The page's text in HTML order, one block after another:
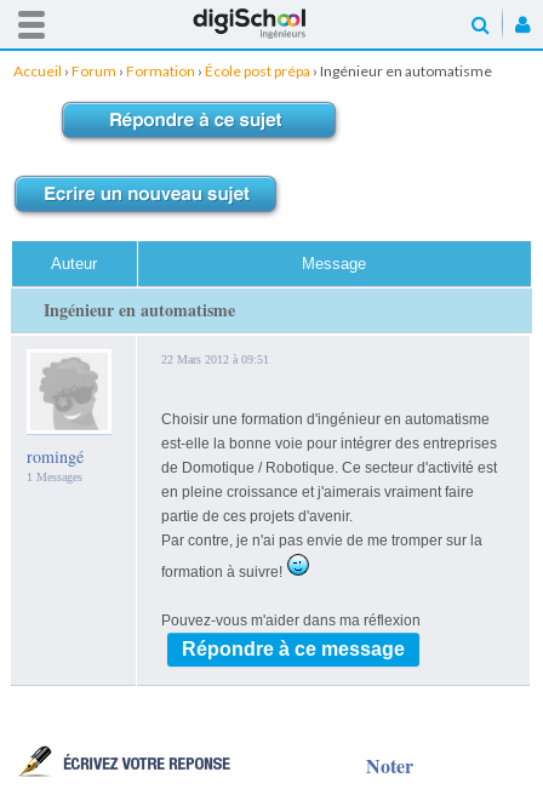
Accueil › Forum › Formation › École post prépa › Ingénieur en automatisme
Auteur Message
Ingénieur en automatisme
romingé
1 Messages
22 Mars 2012 à 09:51
Choisir une formation d'ingénieur en automatisme
est-elle la bonne voie pour intégrer des entreprises
de Domotique / Robotique. Ce secteur d'activité est
en pleine croissance et j'aimerais vraiment faire
partie de ces projets d'avenir.
Par contre, je n'ai pas envie de me tromper sur la
formation à suivre!
Pouvez-vous m'aider dans ma réflexion
Répondre à ce message
Noter